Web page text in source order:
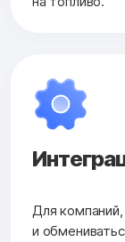
Для
и